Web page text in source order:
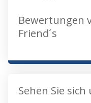
Bewertungen
Friend´s
Sehen Sie